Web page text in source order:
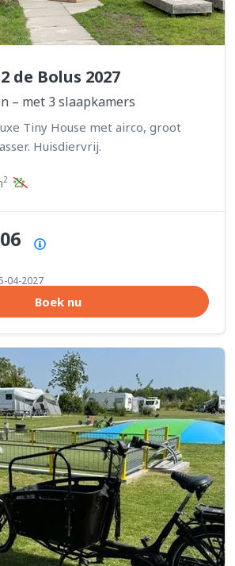
de Bolus 2027
– met 3 slaapkamers
Tiny House met airco, groot
Huisdiervrij.
2
04-2027
Boek nu